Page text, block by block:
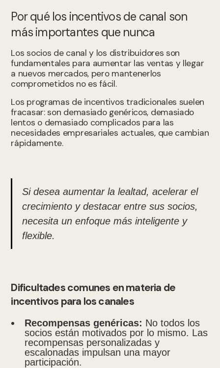
Por qué los incentivos de canal son
más importantes que nunca
Los socios de canal y los distribuidores son
fundamentales para aumentar las ventas y llegar
a nuevos mercados, pero mantenerlos
comprometidos no es fácil.
Los programas de incentivos tradicionales suelen
fracasar: son demasiado genéricos, demasiado
lentos o demasiado complicados para las
necesidades empresariales actuales, que cambian
rápidamente.
Si desea aumentar la lealtad, acelerar el
crecimiento y destacar entre sus socios,
necesita un enfoque más inteligente y
flexible.
Dificultades comunes en materia de
incentivos para los canales
Recompensas genéricas: No todos los
socios están motivados por lo mismo. Las
recompensas personalizadas y
escalonadas impulsan una mayor
participación.